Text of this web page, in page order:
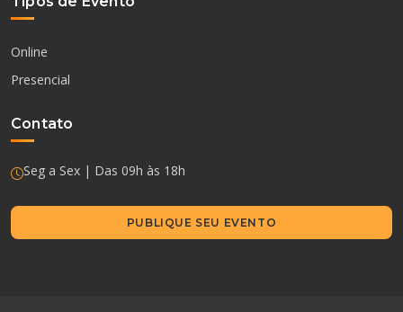
Online
Presencial
Contato
Seg a Sex | Das 09h às 18h
PUBLIQUE SEU EVENTO